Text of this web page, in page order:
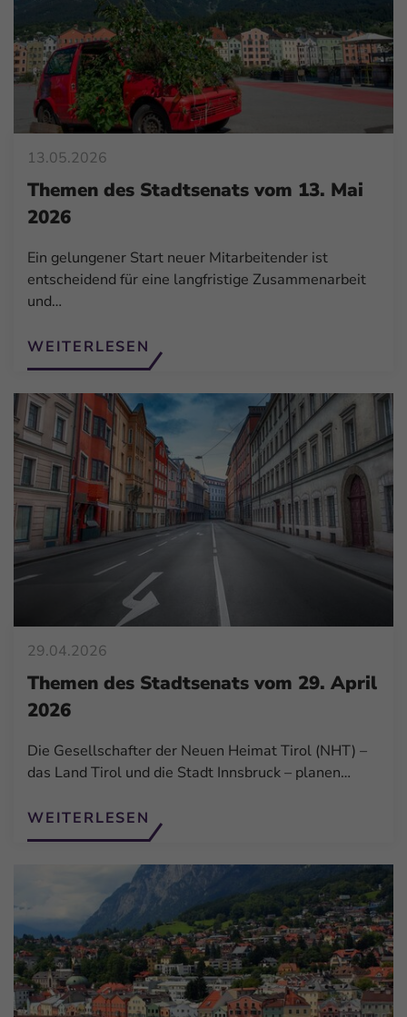
13.05.2026
Themen des Stadtsenats vom 13. Mai
2026
Ein gelungener Start neuer Mitarbeitender ist
entscheidend für eine langfristige Zusammenarbeit
und…
WEITERLESEN
29.04.2026
Themen des Stadtsenats vom 29. April
2026
Die Gesellschafter der Neuen Heimat Tirol (NHT) –
das Land Tirol und die Stadt Innsbruck – planen…
WEITERLESEN